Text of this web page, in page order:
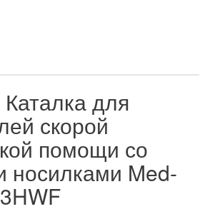
для
скорой
помощи со
Med-